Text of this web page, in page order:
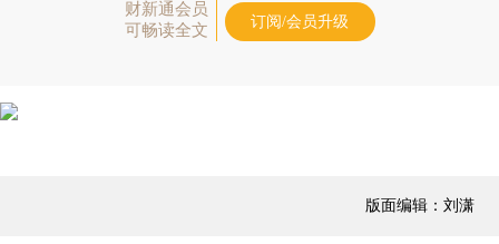
财新通会员
可畅读全文
订阅/会员升级
版面编辑：刘潇